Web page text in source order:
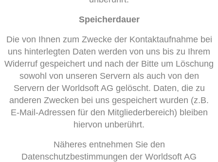
Speicherdauer
Die von Ihnen zum Zwecke der Kontaktaufnahme bei
uns hinterlegten Daten werden von uns bis zu Ihrem
Widerruf gespeichert und nach der Bitte um Löschung
sowohl von unseren Servern als auch von den
Servern der Worldsoft AG gelöscht. Daten, die zu
anderen Zwecken bei uns gespeichert wurden (z.B.
E-Mail-Adressen für den Mitgliederbereich) bleiben
hiervon unberührt.
Näheres entnehmen Sie den
Datenschutzbestimmungen der Worldsoft AG